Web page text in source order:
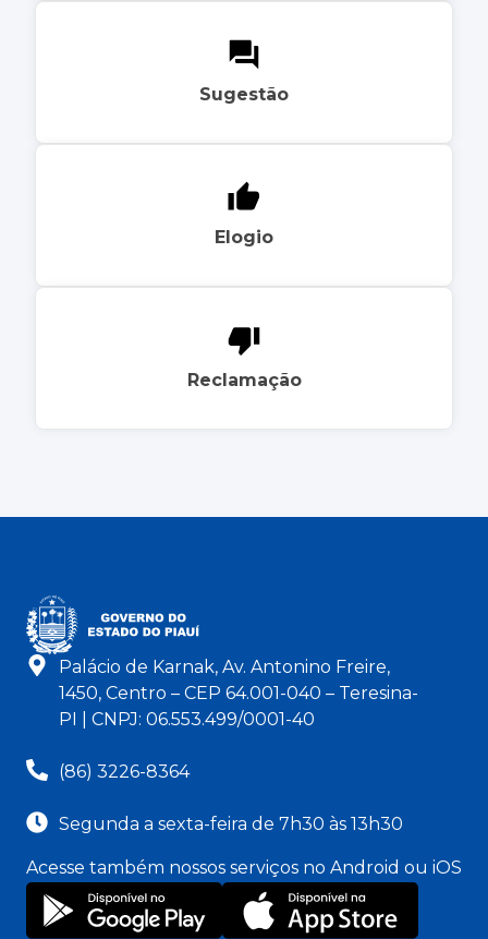
Sugestão
Elogio
Reclamação
Palácio de Karnak, Av. Antonino Freire,
1450, Centro – CEP 64.001-040 – Teresina-
PI | CNPJ: 06.553.499/0001-40
(86) 3226-8364
Segunda a sexta-feira de 7h30 às 13h30
Acesse também nossos serviços no Android ou iOS